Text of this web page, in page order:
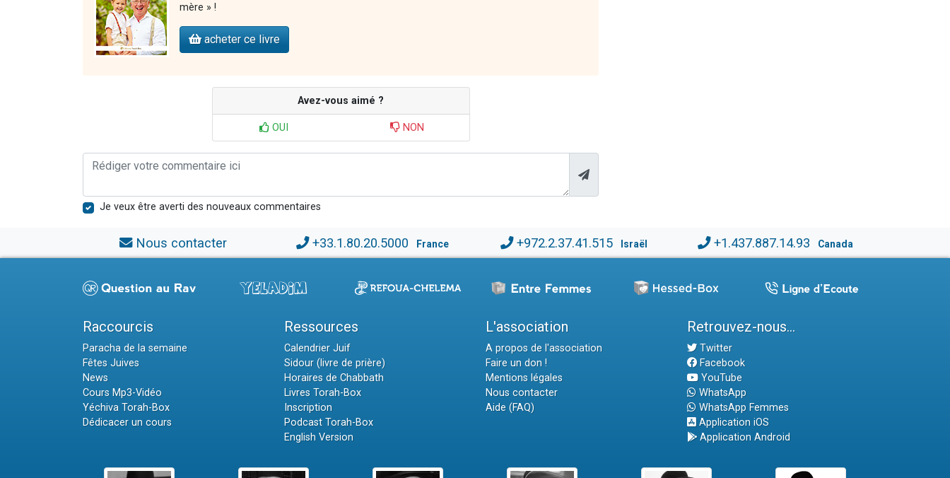
mère » !
acheter ce livre
Avez-vous aimé ?
OUI NON
Je veux être averti des nouveaux commentaires
Nous contacter +33.1.80.20.5000 France +972.2.37.41.515 Israël +1.437.887.14.93 Canada
Raccourcis
Paracha de la semaine
Fêtes Juives
News
Cours Mp3-Vidéo
Yéchiva Torah-Box
Dédicacer un cours
Ressources
Calendrier Juif
Sidour (livre de prière)
Horaires de Chabbath
Livres Torah-Box
Inscription
Podcast Torah-Box
English Version
L'association
A propos de l'association
Faire un don !
Mentions légales
Nous contacter
Aide (FAQ)
Retrouvez-nous...
Twitter
Facebook
YouTube
WhatsApp
WhatsApp Femmes
Application iOS
Application Android